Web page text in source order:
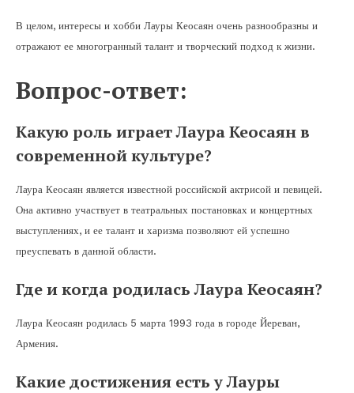
В целом, интересы и хобби Лауры Кеосаян очень разнообразны и
отражают ее многогранный талант и творческий подход к жизни.
Вопрос-ответ:
Какую роль играет Лаура Кеосаян в
современной культуре?
Лаура Кеосаян является известной российской актрисой и певицей.
Она активно участвует в театральных постановках и концертных
выступлениях, и ее талант и харизма позволяют ей успешно
преуспевать в данной области.
Где и когда родилась Лаура Кеосаян?
Лаура Кеосаян родилась 5 марта 1993 года в городе Йереван,
Армения.
Какие достижения есть у Лауры